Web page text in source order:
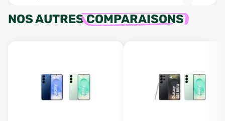
NOS AUTRESCOMPARAISONS